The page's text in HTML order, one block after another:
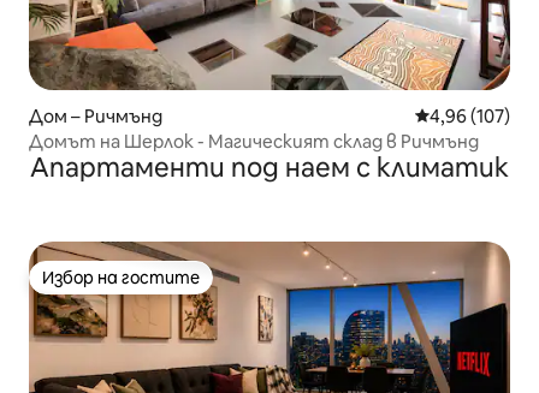
Дом – Ричмънд Средна
4,96 (107)
Домът на Шерлок - Магическият склад в Ричмънд
Апартаменти под наем с климатик
Избор на гостите
Избор на гостите